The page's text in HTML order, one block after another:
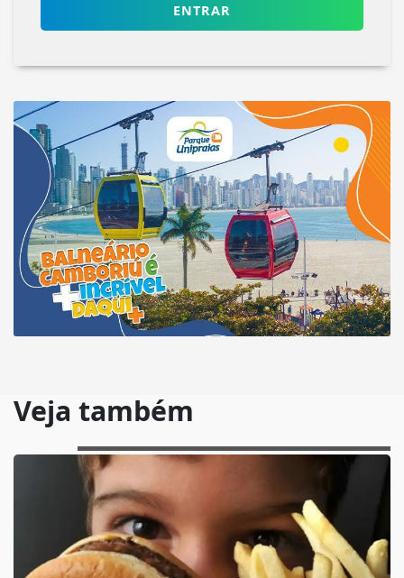
ENTRAR
Veja também